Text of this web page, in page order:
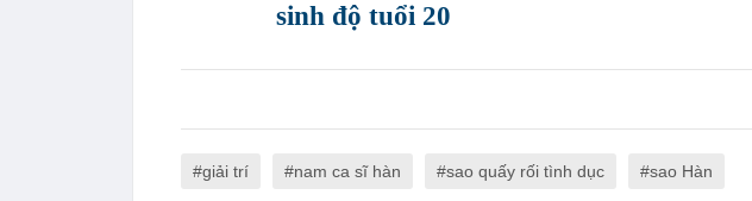
sinh độ tuổi 20
giải trí nam ca sĩ hàn sao quấy rối tình dục sao Hàn